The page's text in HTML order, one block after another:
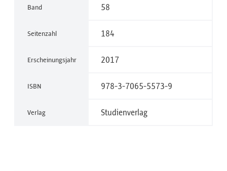
Band 58
Seitenzahl 184
Erscheinungsjahr 2017
ISBN 978-3-7065-5573-9
Verlag Studienverlag